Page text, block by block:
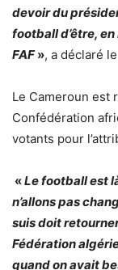
devoir du
football d’être,
FAF», a déclaré
Le Cameroun est
Confédération
votants pour
«Le football est
n’allons pas
suis doit
Fédération
quand on avait